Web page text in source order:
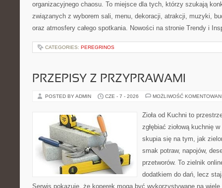
organizacyjnego chaosu. To miejsce dla tych, którzy szukają
związanych z wyborem sali, menu, dekoracji, atrakcji, muzyki,
oraz atmosfery całego spotkania. Nowości na stronie Trendy i
CATEGORIES: PEREGRINOS
PRZEPISY Z PRZYPRAWAMI
POSTED BY ADMIN CZE - 7 - 2026 MOŻLIWOŚĆ
Zioła od Kuchni to
zgłębiać ziołową kuchnię
skupia się na tym, jak
smak potraw, napojów,
przetworów. To zielnik
dodatkiem do dań, lecz
Serwis pokazuje, że koperek mogą być wykorzystywane na